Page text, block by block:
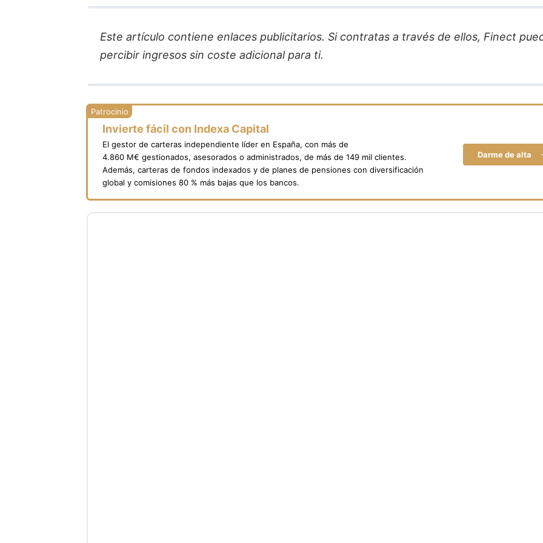
Este artículo contiene enlaces publicitarios. Si contratas a través de ellos, Finect
percibir ingresos sin coste adicional para ti.
Invierte fácil con Indexa Capital
El gestor de carteras independiente líder en España, con más de
4.860 M€ gestionados, asesorados o administrados, de más de 149 mil clientes.
Además, carteras de fondos indexados y de planes de pensiones con diversificación
global y comisiones 80 % más bajas que los bancos.
Darme de alta